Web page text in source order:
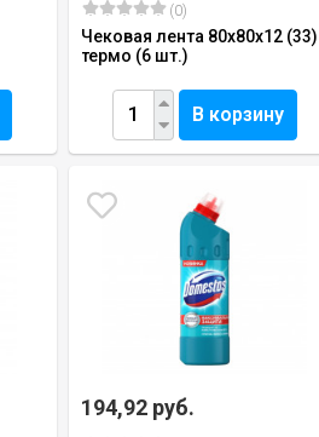
(0)
Чековая лента 80х80х12 (33)
термо (6 шт.)
В корзину
194,92 руб.